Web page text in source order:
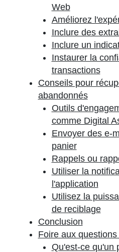
Web
Améliorez
Inclure des
Inclure un
Instaurer la
transactions
Conseils pour
abandonnés
Outils
comme Digital
Envoyer des e-
panier
Rappels ou
Utiliser la
l'application
Utilisez la
de reciblage
Conclusion
Foire aux questions
Qu'est-ce qu'un